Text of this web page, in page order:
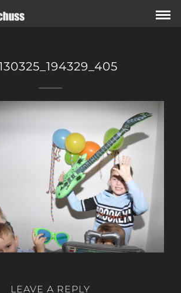
LEAVE A REPLY